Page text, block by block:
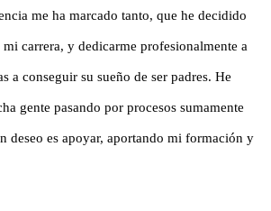
me ha marcado tanto, que he decidido
carrera, y dedicarme profesionalmente a
a conseguir su sueño de ser padres. He
gente pasando por procesos sumamente
deseo es apoyar, aportando mi formación y